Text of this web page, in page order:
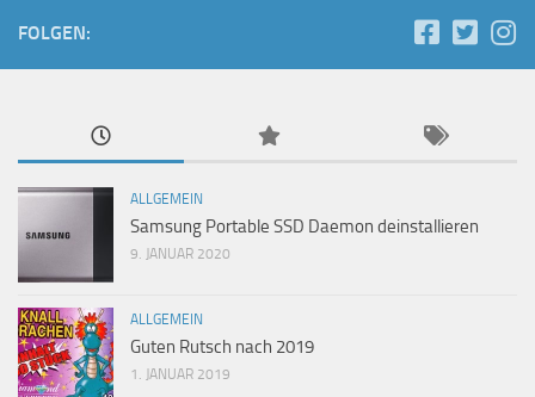
FOLGEN:
ALLGEMEIN
Samsung Portable SSD Daemon deinstallieren
9. JANUAR 2020
ALLGEMEIN
Guten Rutsch nach 2019
1. JANUAR 2019